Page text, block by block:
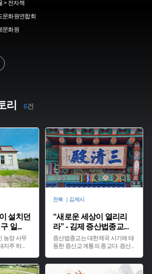
> 전자책
문화원연합회
문화원
리 6건
설치던
일...
농장 사무
지주 하...
전북 ｜김제시
“새로운 세상이 열리리
라” - 김제 증산법종교...
증산법종교는 대한제국 시기에 태
동한 증산교 계통의 종교다. 증산...